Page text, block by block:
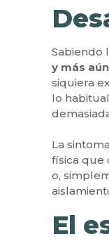
Sabiendo
y más
siquiera
lo
La
física que
o,
El